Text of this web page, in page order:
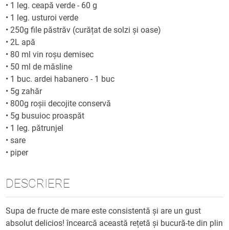
• 1 leg. ceapă verde - 60 g
• 1 leg. usturoi verde
• 250g file păstrăv (curățat de solzi și oase)
• 2L apă
• 80 ml vin roșu demisec
• 50 ml de măsline
• 1 buc. ardei habanero - 1 buc
• 5g zahăr
• 800g roșii decojite conservă
• 5g busuioc proaspăt
• 1 leg. pătrunjel
•sare
• piper
DESCRIERE
Supa de fructe de mare este consistentă și are un gust
absolut delicios! încearcă această rețetă și bucură-te din plin